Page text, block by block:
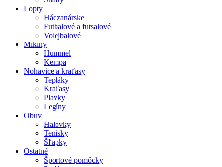
Lopty
Hádzanárske
Futbalové a futsalové
Volejbalové
Mikiny
Hummel
Kempa
Nohavice a kraťasy
Tepláky
Kraťasy
Plavky
Legíny
Obuv
Halovky
Tenisky
Šľapky
Ostatné
Športové pomôcky